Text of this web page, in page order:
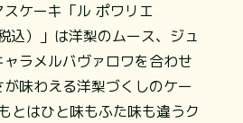
スケーキ「ル ポワリエ
）」は洋梨のムース、ジュ
ラメルバヴァロワを合わせ
味わえる洋梨づくしのケー
とはひと味もふた味も違うク